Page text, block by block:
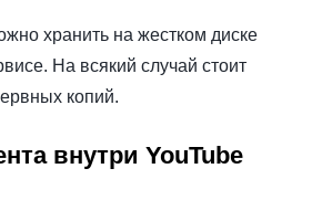
хранить на жестком диске
На всякий случай стоит
копий.
внутри YouTube